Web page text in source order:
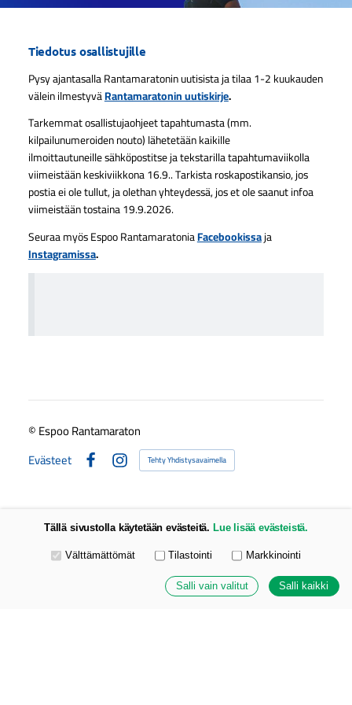
Tiedotus osallistujille
Pysy ajantasalla Rantamaratonin uutisista ja tilaa 1-2 kuukauden
välein ilmestyväRantamaratonin uutiskirje.
Tarkemmat osallistujaohjeet tapahtumasta (mm.
kilpailunumeroiden nouto) lähetetään kaikille
ilmoittautuneille sähköpostitse ja tekstarilla tapahtumaviikolla
viimeistään keskiviikkona 16.9.. Tarkista roskapostikansio, jos
postia ei ole tullut, ja olethan yhteydessä, jos et ole saanut infoa
viimeistään tostaina 19.9.2026.
Seuraa myös Espoo RantamaratoniaFacebookissaja
Instagramissa.
©Espoo Rantamaraton
Evästeet
FacebookInstagram
Tehty Yhdistysavaimella
Tällä sivustolla käytetään evästeitä. Lue lisää evästeistä.
Valitse käytettävät evästeet
Välttämättömät Tilastointi Markkinointi
Salli vain valitut Salli kaikki